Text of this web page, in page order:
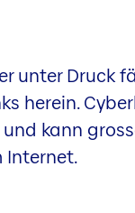
unter Druck
herein.
kann
Internet.